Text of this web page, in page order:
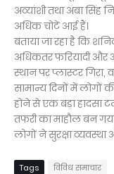
अव्यांशी तथा अंबा सिंह
अधिक चोटें आई हैं।
बताया जा रहा है कि
अधिकतर फरियादी और
स्थान पर प्लास्टर
सामान्य दिनों में लोगों
होने से एक बड़ा हादसा
तफरी का माहौल बन
लोगों ने सुरक्षा व्यवस्था
Tags विविध समाचार